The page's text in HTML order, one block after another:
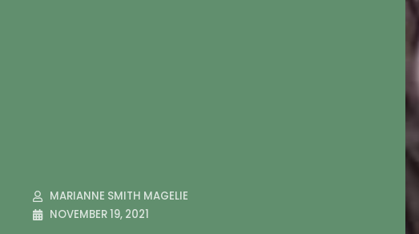
MARIANNE SMITH MAGELIE
NOVEMBER 19, 2021